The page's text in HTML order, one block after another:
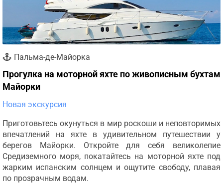
Пальма-де-Майорка
Прогулка на моторной яхте по живописным бухтам
Майорки
Новая экскурсия
Приготовьтесь окунуться в мир роскоши и неповторимых
впечатлений на яхте в удивительном путешествии у
берегов Майорки. Откройте для себя великолепие
Средиземного моря, покатайтесь на моторной яхте под
жарким испанским солнцем и ощутите свободу, плавая
по прозрачным водам.